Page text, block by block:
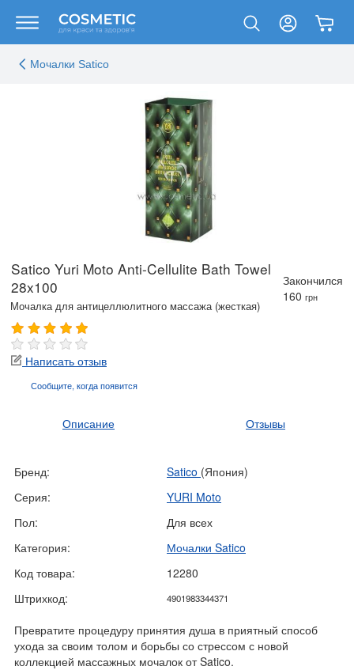
Мочалки Satico
Satico Yuri Moto Anti-Cellulite Bath Towel
28x100
Мочалка для антицеллюлитного массажа (жесткая)
Закончился
160 грн
Написать отзыв
Сообщите, когдапоявится
Описание Отзывы
Бренд: Satico (Япония)
Серия:
YURI Moto
Пол:
Для всех
Категория:
Мочалки Satico
Код товара:
12280
Штрихкод:
4901983344371
Превратите процедуру принятия душа в приятный способ
ухода за своим толом и борьбы со стрессом с новой
коллекцией массажных мочалок от Satico.